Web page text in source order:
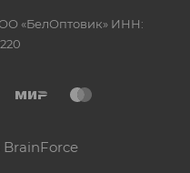
«БелОптовик» ИНН:
BrainForce